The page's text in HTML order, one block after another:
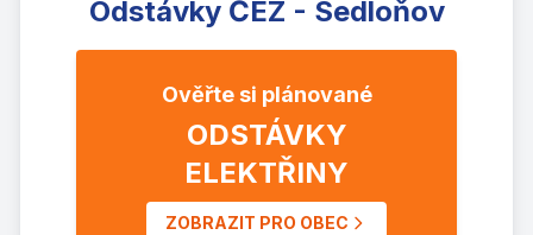
Odstávky ČEZ - Sedloňov
Ověřte si plánované
ODSTÁVKY
ELEKTŘINY
ZOBRAZIT PRO OBEC